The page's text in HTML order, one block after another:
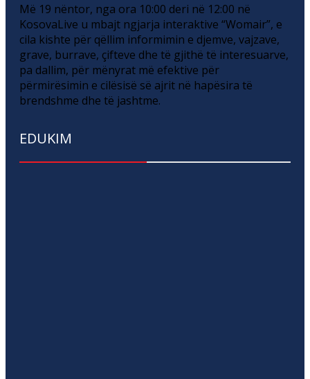
Më 19 nëntor, nga ora 10:00 deri në 12:00 në
KosovaLive u mbajt ngjarja interaktive “Womair”, e
cila kishte për qëllim informimin e djemve, vajzave,
grave, burrave, çifteve dhe të gjithë të interesuarve,
pa dallim, për mënyrat më efektive për
përmirësimin e cilësisë së ajrit në hapësira të
brendshme dhe të jashtme.
EDUKIM